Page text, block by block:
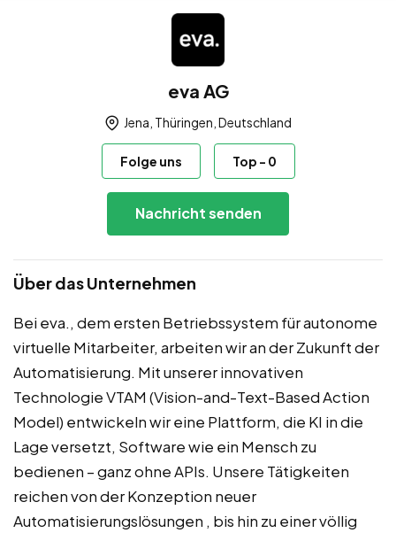
eva AG
Jena, Thüringen, Deutschland
Folge uns Top - 0
Nachricht senden
Über das Unternehmen
Bei eva., dem ersten Betriebssystem für autonome
virtuelle Mitarbeiter, arbeiten wir an der Zukunft der
Automatisierung. Mit unserer innovativen
Technologie VTAM (Vision-and-Text-Based Action
Model) entwickeln wir eine Plattform, die KI in die
Lage versetzt, Software wie ein Mensch zu
bedienen – ganz ohne APIs. Unsere Tätigkeiten
reichen von der Konzeption neuer
Automatisierungslösungen , bis hin zu einer völlig